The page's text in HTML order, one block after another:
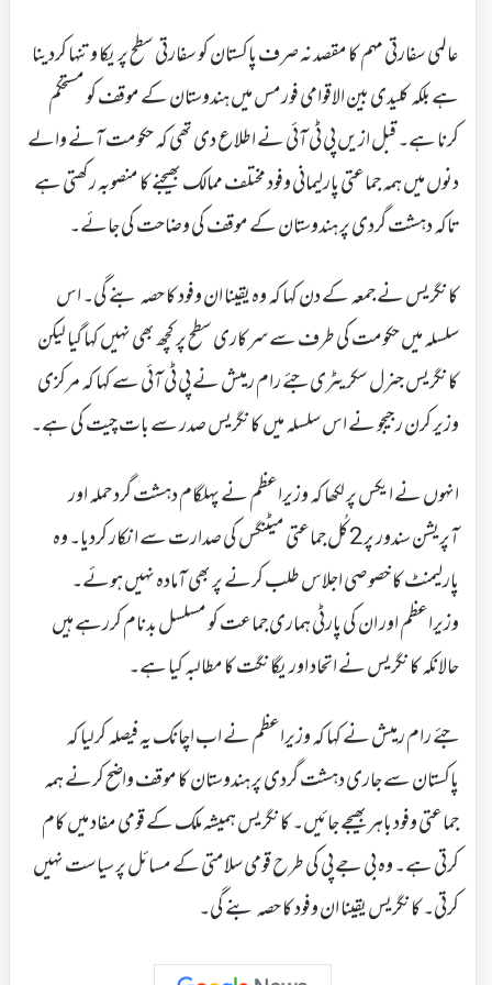
عالمی سفارتی مہم کا مقصد نہ صرف پاکستان کو سفارتی سطح پر یکا و تنہا کردینا
ہے بلکہ کلیدی بین الاقوامی فورمس میں ہندوستان کے موقف کو مستحکم
کرنا ہے۔ قبل ازیں پی ٹی آئی نے اطلاع دی تھی کہ حکومت آنے والے
دنوں میں ہمہ جماعتی پارلیمانی وفود مختلف ممالک بھیجنے کا منصوبہ رکھتی ہے
تاکہ دہشت گردی پر ہندوستان کے موقف کی وضاحت کی جائے۔
کانگریس نے جمعہ کے دن کہا کہ وہ یقینا ان وفود کا حصہ بنے گی۔ اس
سلسلہ میں حکومت کی طرف سے سرکاری سطح پر کچھ بھی نہیں کہا گیا لیکن
کانگریس جنرل سکریٹری جئے رام رمیش نے پی ٹی آئی سے کہا کہ مرکزی
وزیر کرن رجیجو نے اس سلسلہ میں کانگریس صدر سے بات چیت کی ہے۔
انہوں نے ایکس پر لکھا کہ وزیراعظم نے پہلگام دہشت گرد حملہ اور
آپریشن سندور پر 2کُل جماعتی میٹنگس کی صدارت سے انکار کردیا۔ وہ
پارلیمنٹ کا خصوصی اجلاس طلب کرنے پر بھی آمادہ نہیں ہوئے۔
وزیراعظم اور ان کی پارٹی ہماری جماعت کو مسلسل بدنام کررہے ہیں
حالانکہ کانگریس نے اتحاد اور یگانگت کا مطالبہ کیا ہے۔
جئے رام رمیش نے کہا کہ وزیراعظم نے اب اچانک یہ فیصلہ کرلیا کہ
پاکستان سے جاری دہشت گردی پر ہندوستان کا موقف واضح کرنے ہمہ
جماعتی وفود باہر بھیجے جائیں۔ کانگریس ہمیشہ ملک کے قومی مفاد میں کام
کرتی ہے۔ وہ بی جے پی کی طرح قومی سلامتی کے مسائل پر سیاست نہیں
کرتی۔ کانگریس یقینا ان وفود کا حصہ بنے گی۔